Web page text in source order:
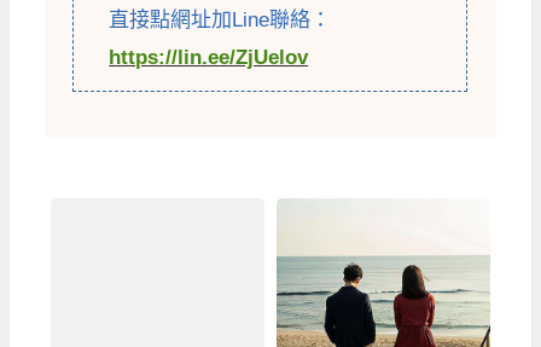
直接點網址加Line聯絡：
https://lin.ee/ZjUelov